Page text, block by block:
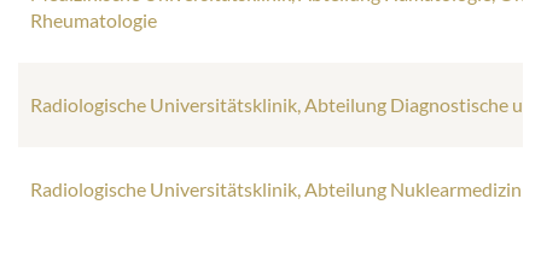
Rheumatologie
Radiologische Universitätsklinik, Abteilung Diagnostische
Radiologische Universitätsklinik, Abteilung Nuklearmedizin